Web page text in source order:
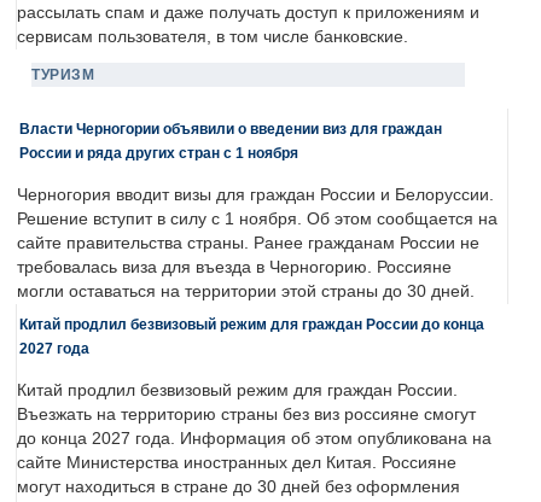
рассылать спам и даже получать доступ к приложениям и
сервисам пользователя, в том числе банковские.
ТУРИЗМ
Власти Черногории объявили о введении виз для граждан
России и ряда других стран с 1 ноября
Черногория вводит визы для граждан России и Белоруссии.
Решение вступит в силу с 1 ноября. Об этом сообщается на
сайте правительства страны. Ранее гражданам России не
требовалась виза для въезда в Черногорию. Россияне
могли оставаться на территории этой страны до 30 дней.
Китай продлил безвизовый режим для граждан России до конца
2027 года
Китай продлил безвизовый режим для граждан России.
Въезжать на территорию страны без виз россияне смогут
до конца 2027 года. Информация об этом опубликована на
сайте Министерства иностранных дел Китая. Россияне
могут находиться в стране до 30 дней без оформления